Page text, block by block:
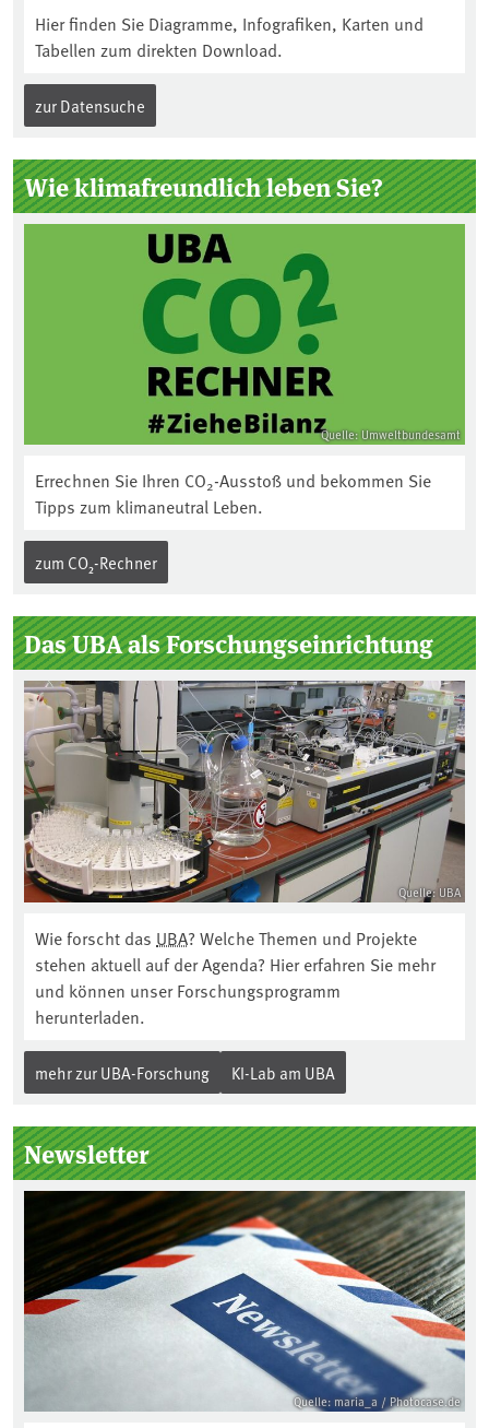
Hier finden Sie Diagramme, Infografiken, Karten und
Tabellen zum direkten Download.
zur Datensuche
Wie klimafreundlich leben Sie?
Quelle: Umweltbundesamt
Errechnen Sie Ihren CO2-Ausstoß und bekommen Sie
Tipps zum klimaneutral Leben.
zum CO₂-Rechner
Das UBA als Forschungseinrichtung
Quelle: UBA
Wie forscht das UBA? Welche Themen und Projekte
stehen aktuell auf der Agenda? Hier erfahren Sie mehr
und können unser Forschungsprogramm
herunterladen.
mehr zur UBA-Forschung KI-Lab am UBA
Newsletter
Quelle: maria_a / Photocase.de